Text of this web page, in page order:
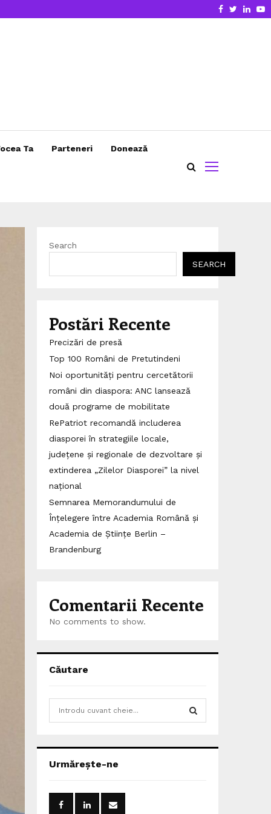
Facebook
Twitter
Ta Parteneri Donează
Search
SEARCH
Postări Recente
Precizări de presă
Top 100 Români de Pretutindeni
Noi oportunități pentru cercetătorii
români din diaspora: ANC lansează
două programe de mobilitate
RePatriot recomandă includerea
diasporei în strategiile locale,
județene și regionale de dezvoltare și
extinderea „Zilelor Diasporei” la nivel
național
Semnarea Memorandumului de
Înțelegere între Academia Română și
Academia de Științe Berlin –
Brandenburg
Comentarii Recente
No comments to show.
Căutare
h
o
Urmărește-ne